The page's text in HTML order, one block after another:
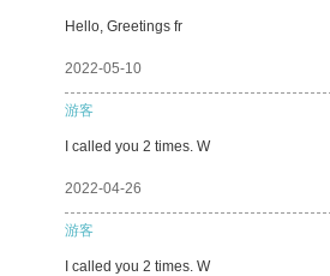
Hello, Greetings fr
2022-05-10
游客
I called you 2 times. W
2022-04-26
游客
I called you 2 times. W